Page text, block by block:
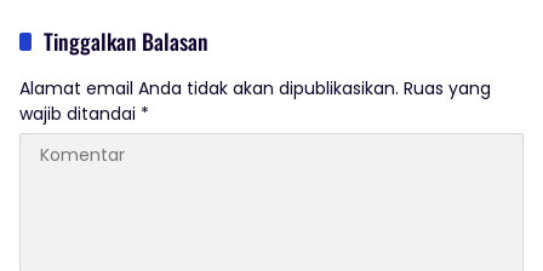
Tinggalkan Balasan
Alamat email Anda tidak akan dipublikasikan. Ruas yang
wajib ditandai *